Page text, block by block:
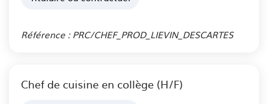
Référence : PRC/CHEF_PROD_LIEVIN_DESCARTES
Chef de cuisine en collège (H/F)